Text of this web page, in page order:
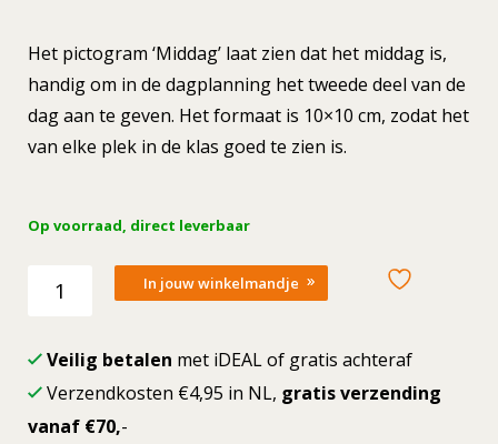
Het pictogram ‘Middag’ laat zien dat het middag is,
handig om in de dagplanning het tweede deel van de
dag aan te geven. Het formaat is 10×10 cm, zodat het
van elke plek in de klas goed te zien is.
Op voorraad, direct leverbaar
picto
10x10cm
In jouw winkelmandje
Veilig betalen met iDEAL of gratis achteraf
Verzendkosten €4,95 in NL, gratis verzending
vanaf €70,-